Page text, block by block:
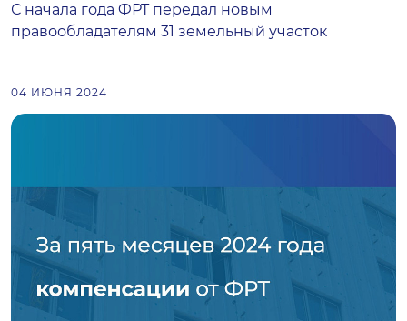
С начала года ФРТ передал новым
правообладателям 31 земельный участок
04 ИЮНЯ 2024